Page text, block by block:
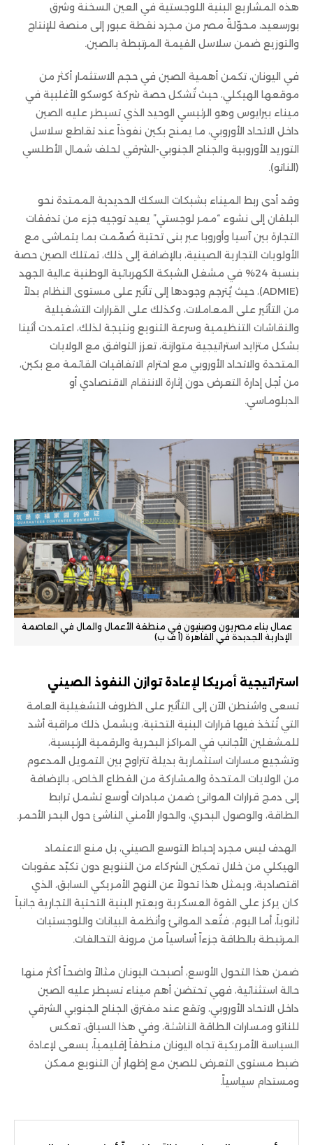
هذه المشاريع البنية اللوجستية في العين السخنة وشرق
بورسعيد، محوّلةً مصر من مجرد نقطة عبور إلى منصة للإنتاج
والتوزيع ضمن سلاسل القيمة المرتبطة بالصين.
في اليونان، تكمن أهمية الصين في حجم الاستثمار أكثر من
موقعها الهيكلي، حيث تُشكل حصة شركة كوسكو الأغلبية في
ميناء بيرايوس وهو الرئيسي الوحيد الذي تسيطر عليه الصين
داخل الاتحاد الأوروبي، ما يمنح بكين نفوذاً عند تقاطع سلاسل
التوريد الأوروبية والجناح الجنوبي-الشرقي لحلف شمال الأطلسي
(الناتو).
وقد أدى ربط الميناء بشبكات السكك الحديدية الممتدة نحو
البلقان إلى نشوء “ممر لوجستي” يعيد توجيه جزء من تدفقات
التجارة بين آسيا وأوروبا عبر بنى تحتية صُمّمت بما يتماشى مع
الأولويات التجارية الصينية، بالإضافة إلى ذلك، تمتلك الصين حصة
بنسبة 24% في مشغل الشبكة الكهربائية الوطنية عالية الجهد
(ADMIE)، حيث يُترجم وجودها إلى تأثير على مستوى النظام بدلاً
من التأثير على المعاملات، وكذلك على القرارات التشغيلية
والنقاشات التنظيمية وسرعة التنويع ونتيجة لذلك، اعتمدت أثينا
بشكل متزايد استراتيجية متوازنة، تعزز التوافق مع الولايات
المتحدة والاتحاد الأوروبي مع احترام الاتفاقيات القائمة مع بكين،
من أجل إدارة التعرض دون إثارة الانتقام الاقتصادي أو
الدبلوماسي.
عمال بناء مصريون وصينيون في منطقة الأعمال والمال في العاصمة
الإدارية الجديدة في القاهرة (أ ف ب)
استراتيجية أمريكا لإعادة توازن النفوذ الصيني
تسعى واشنطن الآن إلى التأثير على الظروف التشغيلية العامة
التي تُتخذ فيها قرارات البنية التحتية، ويشمل ذلك مراقبة أشد
للمشغلين الأجانب في المراكز البحرية والرقمية الرئيسية،
وتشجيع مسارات استثمارية بديلة تتراوح بين التمويل المدعوم
من الولايات المتحدة والمشاركة من القطاع الخاص، بالإضافة
إلى دمج قرارات الموانئ ضمن مبادرات أوسع تشمل ترابط
الطاقة، والوصول البحري، والحوار الأمني الناشئ حول البحر الأحمر.
الهدف ليس مجرد إحباط التوسع الصيني، بل منع الاعتماد
الهيكلي من خلال تمكين الشركاء من التنويع دون تكبّد عقوبات
اقتصادية، ويمثل هذا تحولاً عن النهج الأمريكي السابق، الذي
كان يركز على القوة العسكرية ويعتبر البنية التحتية التجارية جانباً
ثانوياً، أما اليوم، فتُعد الموانئ وأنظمة البيانات واللوجستيات
المرتبطة بالطاقة جزءاً أساسياً من مرونة التحالفات.
ضمن هذا التحول الأوسع، أصبحت اليونان مثالاً واضحاً أكثر منها
حالة استثنائية، فهي تحتضن أهم ميناء تسيطر عليه الصين
داخل الاتحاد الأوروبي، وتقع عند مفترق الجناح الجنوبي الشرقي
للناتو ومسارات الطاقة الناشئة، وفي هذا السياق، تعكس
السياسة الأمريكية تجاه اليونان منطقاً إقليمياً، يسعى لإعادة
ضبط مستوى التعرض للصين مع إظهار أن التنويع ممكن
ومستدام سياسياً.